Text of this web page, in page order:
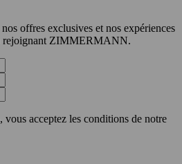
offres exclusives et nos expériences
rejoignant ZIMMERMANN.
acceptez les conditions de notre